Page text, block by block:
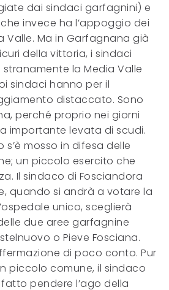
dai sindaci garfagnini) e
invece ha l’appoggio dei
Valle. Ma in Garfagnana già
della vittoria, i sindaci
la Media Valle
sindaci hanno per il
distaccato. Sono
perché proprio nei giorni
importante levata di scudi.
mosso in difesa delle
un piccolo esercito che
Il sindaco di Fosciandora
quando si andrà a votare la
unico, sceglierà
due aree garfagnine
o Pieve Fosciana.
di poco conto. Pur
piccolo comune, il sindaco
pendere l’ago della